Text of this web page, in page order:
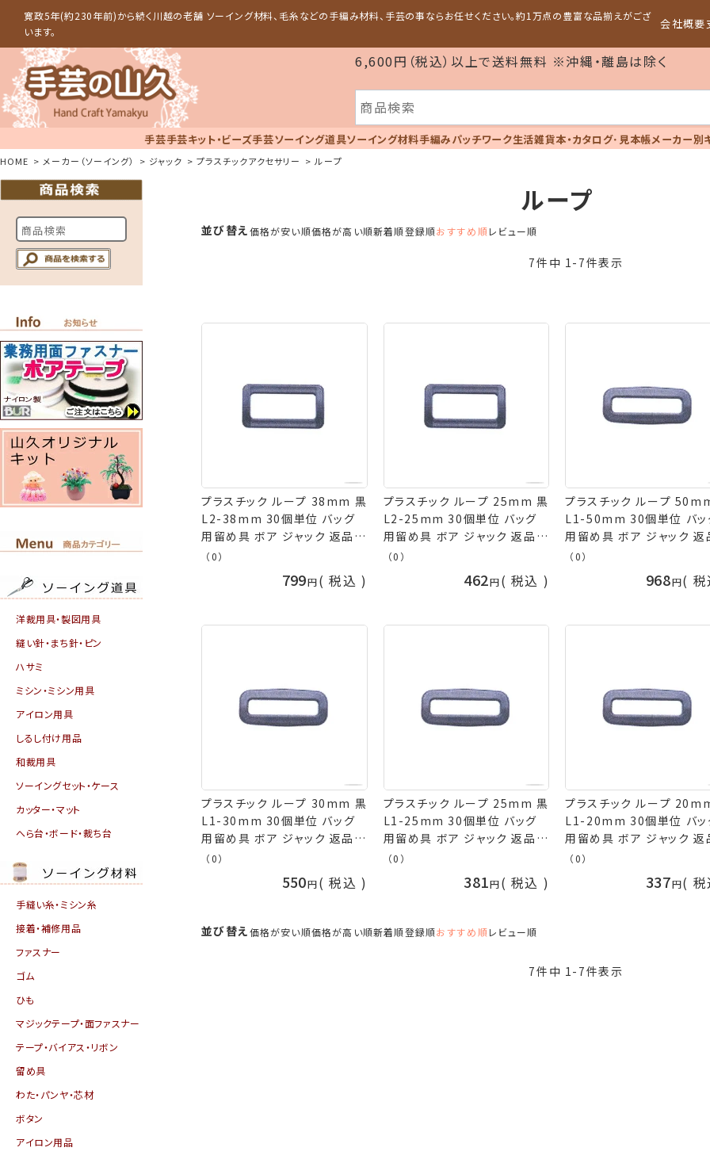
寛政5年(約230年前)から続く川越の老舗 ソーイング材料、毛糸などの手編み材料、手芸の事ならお任せください。約1万点の豊富な品揃えがござ
います。
会社概要
6,600円（税込）以上で送料無料 ※沖縄・離島は除く
手芸手芸キット・ビーズ手芸ソーイング道具ソーイング材料手編みパッチワーク生活雑貨本・カタログ･見本帳メーカー別
HOME メーカー（ソーイング） ジャック プラスチックアクセサリー ループ
洋裁用具・製図用具
縫い針・まち針・ピン
ハサミ
ミシン・ミシン用具
アイロン用具
しるし付け用品
和裁用具
ソーイングセット・ケース
カッター・マット
へら台・ボード・裁ち台
手縫い糸・ミシン糸
接着・補修用品
ファスナー
ゴム
ひも
マジックテープ・面ファスナー
テープ・バイアス・リボン
留め具
わた・パンヤ・芯材
ボタン
アイロン用品
ループ
並び替え価格が安い順価格が高い順新着順登録順おすすめ順レビュー順
7件中 1 - 7件表示
プラスチック ループ 38mm 黒
L2-38mm 30個単位 バッグ
用留め具 ボア ジャック 返品交
換不可 手芸の山久
（0）
799 税込
プラスチック ループ 25mm 黒
L2-25mm 30個単位 バッグ
用留め具 ボア ジャック 返品交
換不可 手芸の山久
（0）
462 税込
プラスチック ループ
L1-50mm 30個単位 バッ
用留め具 ボア ジャック 返
換不可 手芸の山久
（0）
968 税
プラスチック ループ 30mm 黒
L1-30mm 30個単位 バッグ
用留め具 ボア ジャック 返品交
換不可 手芸の山久
（0）
550 税込
プラスチック ループ 25mm 黒
L1-25mm 30個単位 バッグ
用留め具 ボア ジャック 返品交
換不可 手芸の山久
（0）
381 税込
プラスチック ループ
L1-20mm 30個単位 バッ
用留め具 ボア ジャック 返
換不可 手芸の山久
（0）
337 税
並び替え価格が安い順価格が高い順新着順登録順おすすめ順レビュー順
7件中 1- 7件表示